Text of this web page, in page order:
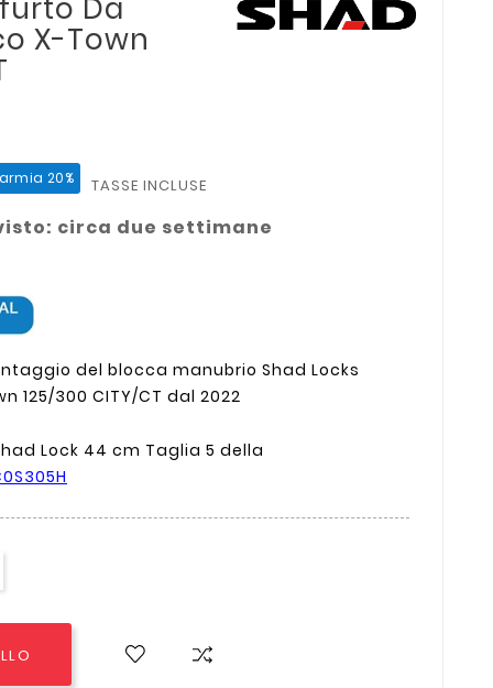
Da
X-Town
20% TASSE INCLUSE
circa due settimane
del blocca manubrio Shad Locks
125/300 CITY/CT dal 2022
Lock 44 cm Taglia 5 della